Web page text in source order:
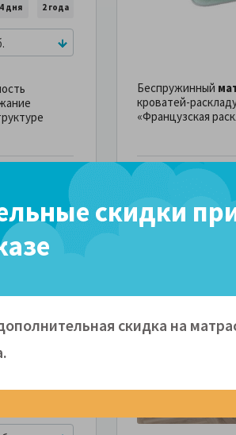
4 дня 2 года
Беспружинный
кроватей-
«Французская
Сравнить
В
скидки
скидка на